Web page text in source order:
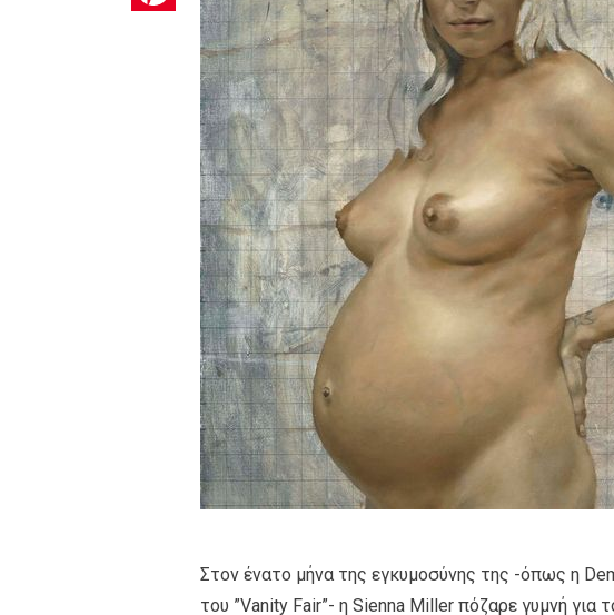
Στον ένατο μήνα της εγκυμοσύνης της -όπως η
του ”Vanity Fair”- η Sienna Miller πόζαρε γυμνή για